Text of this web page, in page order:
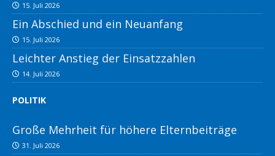
15. Juli 2026
Ein Abschied und ein Neuanfang
15. Juli 2026
Leichter Anstieg der Einsatzzahlen
14. Juli 2026
POLITIK
Große Mehrheit für höhere Elternbeiträge
31. Juli 2026